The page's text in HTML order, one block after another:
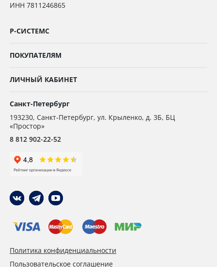
ИНН 7811246865
Р-СИСТЕМС
ПОКУПАТЕЛЯМ
ЛИЧНЫЙ КАБИНЕТ
Санкт-Петербург
193230, Санкт-Петербург, ул. Крыленко, д. 3Б, БЦ
«Простор»
8 812 902-22-52
Политика конфиденциальности
Пользовательское соглашение